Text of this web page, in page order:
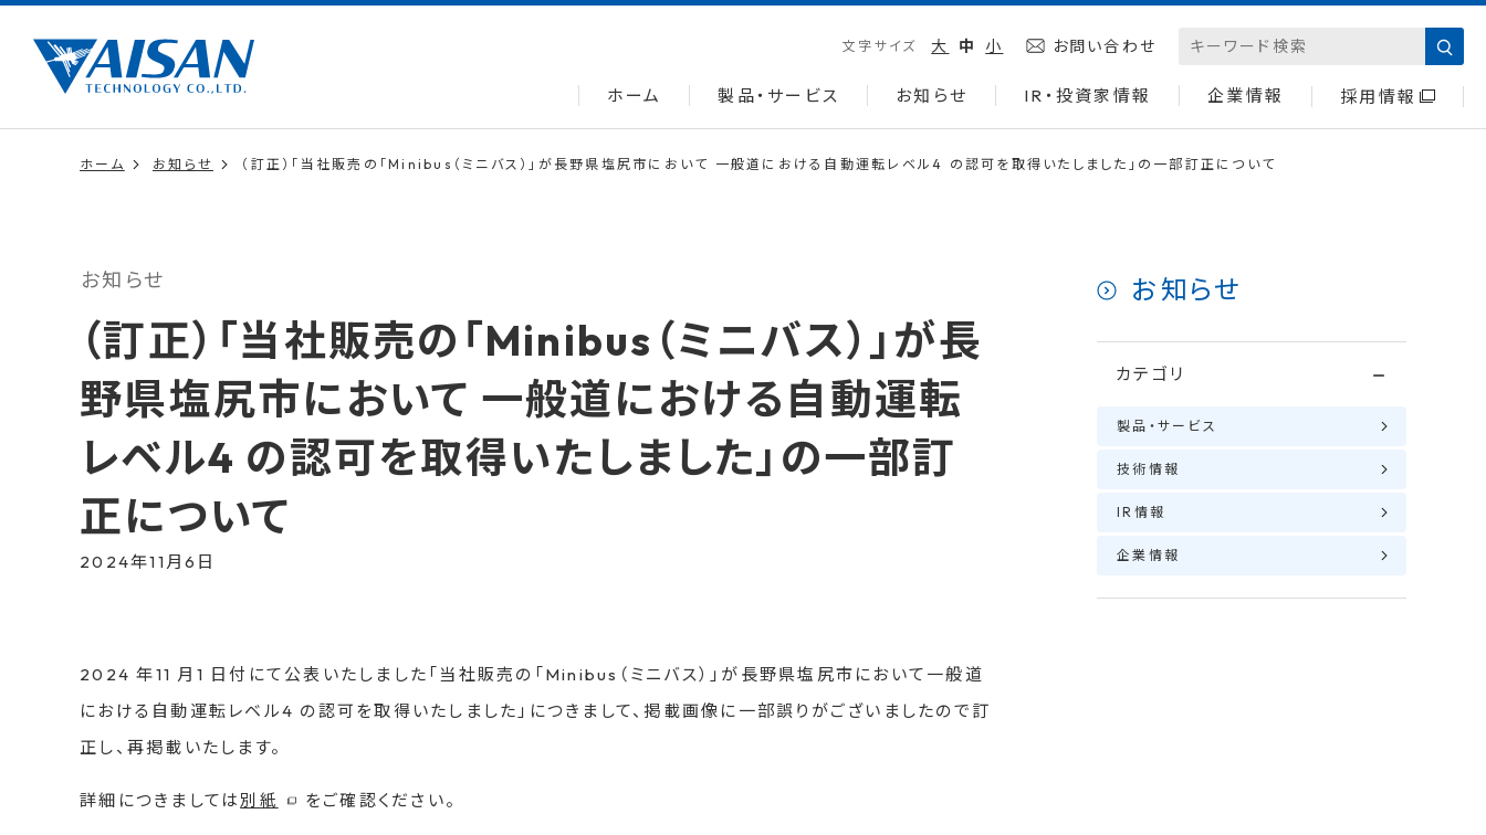
文字サイズ 大 中 小 お問い合わせ
ホーム 製品・サービス お知らせ IR・投資家情報 企業情報 採用情報
ホーム お知らせ （訂正）「当社販売の「Minibus（ミニバス）」が長野県塩尻市において 一般道における自動運転レベル4 の認可を取得いたしました」の一部訂正について
お知らせ
（訂正）「当社販売の「Minibus（ミニバス）」が長
野県塩尻市において 一般道における自動運転
レベル4 の認可を取得いたしました」の一部訂
正について
2024年11月6日
2024 年11 月1 日付にて公表いたしました「当社販売の「Minibus（ミニバス）」が長野県塩尻市において一般道
における自動運転レベル4 の認可を取得いたしました」につきまして、掲載画像に一部誤りがございましたので訂
正し、再掲載いたします。
詳細につきましては別紙 をご確認ください。
お知らせ
カテゴリ
製品・サービス
技術情報
IR情報
企業情報